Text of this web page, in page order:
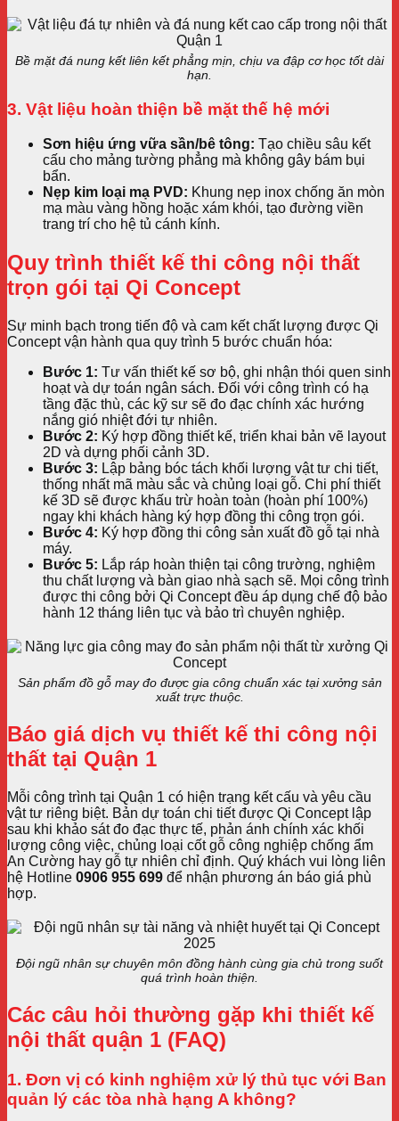
Bề mặt đá nung kết liên kết phẳng mịn, chịu va đập cơ học tốt dài
hạn.
3. Vật liệu hoàn thiện bề mặt thế hệ mới
Sơn hiệu ứng vữa sần/bê tông: Tạo chiều sâu kết
cấu cho mảng tường phẳng mà không gây bám bụi
bẩn.
Nẹp kim loại mạ PVD: Khung nẹp inox chống ăn mòn
mạ màu vàng hồng hoặc xám khói, tạo đường viền
trang trí cho hệ tủ cánh kính.
Quy trình thiết kế thi công nội thất
trọn gói tại Qi Concept
Sự minh bạch trong tiến độ và cam kết chất lượng được Qi
Concept vận hành qua quy trình 5 bước chuẩn hóa:
Bước 1: Tư vấn thiết kế sơ bộ, ghi nhận thói quen sinh
hoạt và dự toán ngân sách. Đối với công trình có hạ
tầng đặc thù, các kỹ sư sẽ đo đạc chính xác hướng
nắng gió nhiệt đới tự nhiên.
Bước 2: Ký hợp đồng thiết kế, triển khai bản vẽ layout
2D và dựng phối cảnh 3D.
Bước 3: Lập bảng bóc tách khối lượng vật tư chi tiết,
thống nhất mã màu sắc và chủng loại gỗ. Chi phí thiết
kế 3D sẽ được khấu trừ hoàn toàn (hoàn phí 100%)
ngay khi khách hàng ký hợp đồng thi công trọn gói.
Bước 4: Ký hợp đồng thi công sản xuất đồ gỗ tại nhà
máy.
Bước 5: Lắp ráp hoàn thiện tại công trường, nghiệm
thu chất lượng và bàn giao nhà sạch sẽ. Mọi công trình
được thi công bởi Qi Concept đều áp dụng chế độ bảo
hành 12 tháng liên tục và bảo trì chuyên nghiệp.
Sản phẩm đồ gỗ may đo được gia công chuẩn xác tại xưởng sản
xuất trực thuộc.
Báo giá dịch vụ thiết kế thi công nội
thất tại Quận 1
Mỗi công trình tại Quận 1 có hiện trạng kết cấu và yêu cầu
vật tư riêng biệt. Bản dự toán chi tiết được Qi Concept lập
sau khi khảo sát đo đạc thực tế, phản ánh chính xác khối
lượng công việc, chủng loại cốt gỗ công nghiệp chống ẩm
An Cường hay gỗ tự nhiên chỉ định. Quý khách vui lòng liên
hệ Hotline 0906 955 699 để nhận phương án báo giá phù
hợp.
Đội ngũ nhân sự chuyên môn đồng hành cùng gia chủ trong suốt
quá trình hoàn thiện.
Các câu hỏi thường gặp khi thiết kế
nội thất quận 1 (FAQ)
1. Đơn vị có kinh nghiệm xử lý thủ tục với Ban
quản lý các tòa nhà hạng A không?